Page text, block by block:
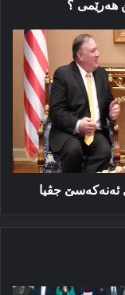
ھەرێمی ؟
ئەنەكەسێ جڤیا